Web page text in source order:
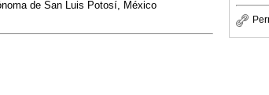
de San Luis Potosí, México